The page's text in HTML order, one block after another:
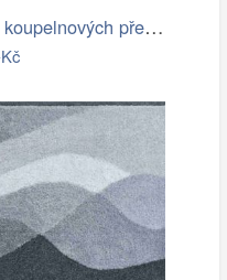
Set 2 koupelnových předložek MERKUR